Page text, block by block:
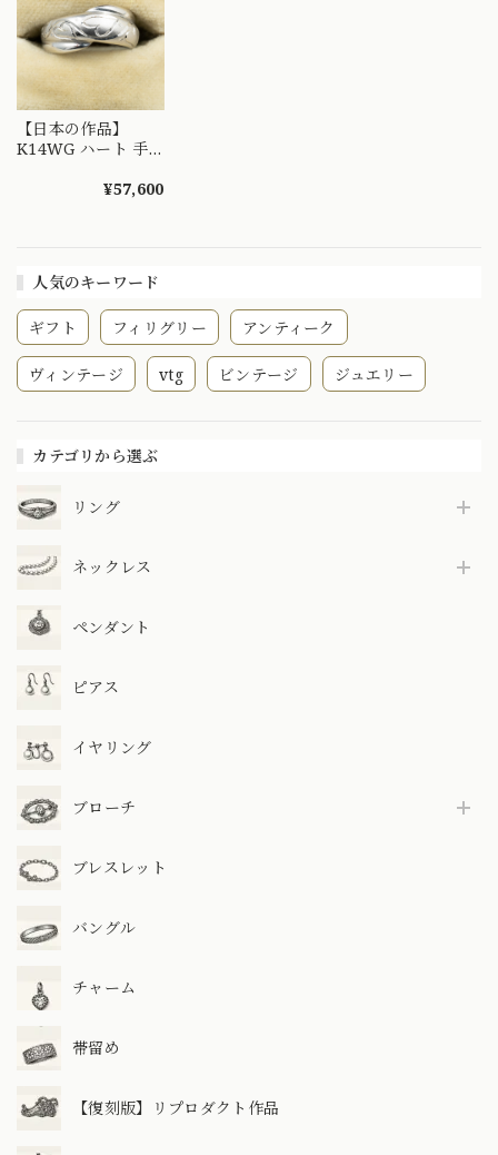
人気のキーワード
ギフト フィリグリー アンティーク
ヴィンテージ vtg ビンテージ ジュエリー
カテゴリから選ぶ
リング
ネックレス
ペンダント
ピアス
イヤリング
ブローチ
ブレスレット
バングル
チャーム
帯留め
【復刻版】リプロダクト作品
【日本の作品】
K14WG ハート 手
立て ２連風 デザイ
MR00769
¥57,600